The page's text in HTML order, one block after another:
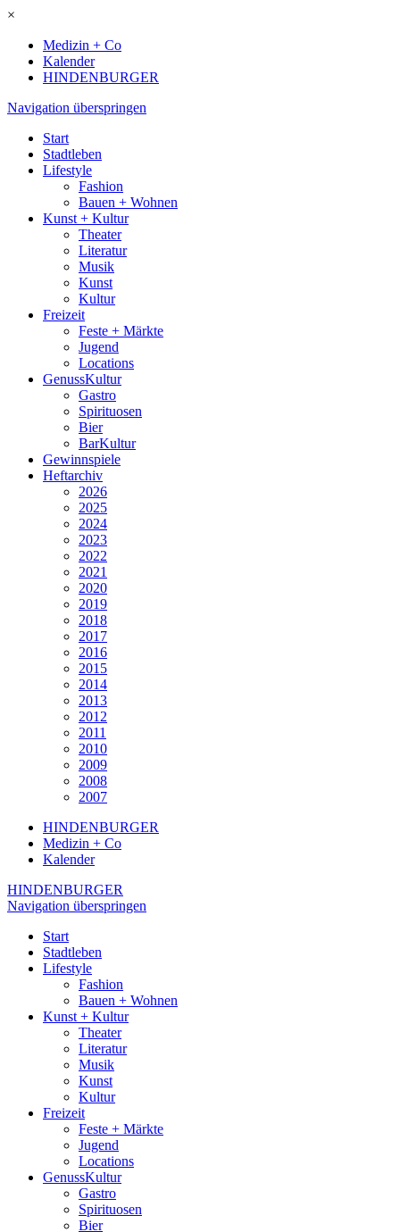
×
Medizin + Co
Kalender
HINDENBURGER
Navigation überspringen
Start
Stadtleben
Lifestyle
Fashion
Bauen + Wohnen
Kunst + Kultur
Theater
Literatur
Musik
Kunst
Kultur
Freizeit
Feste + Märkte
Jugend
Locations
GenussKultur
Gastro
Spirituosen
Bier
BarKultur
Gewinnspiele
Heftarchiv
2026
2025
2024
2023
2022
2021
2020
2019
2018
2017
2016
2015
2014
2013
2012
2011
2010
2009
2008
2007
HINDENBURGER
Medizin + Co
Kalender
HINDENBURGER
Navigation überspringen
Start
Stadtleben
Lifestyle
Fashion
Bauen + Wohnen
Kunst + Kultur
Theater
Literatur
Musik
Kunst
Kultur
Freizeit
Feste + Märkte
Jugend
Locations
GenussKultur
Gastro
Spirituosen
Bier